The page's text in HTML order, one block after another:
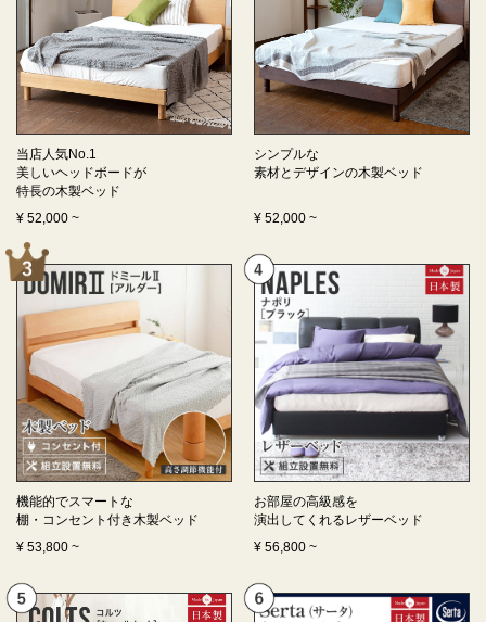
当店人気No.1
美しいヘッドボードが
特長の木製ベッド
¥ 52,000 ~
シンプルな
素材とデザインの木製ベッド
¥ 52,000 ~
機能的でスマートな
棚・コンセント付き木製ベッド
¥ 53,800 ~
お部屋の高級感を
演出してくれるレザーベッド
¥ 56,800 ~